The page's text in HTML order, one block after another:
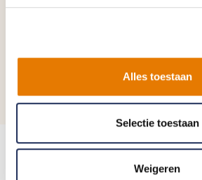
Alles toestaan
Selectie toestaan
Weigeren